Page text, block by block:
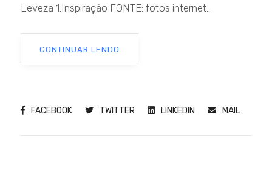
Leveza 1.Inspiração FONTE: fotos internet...
CONTINUAR LENDO
FACEBOOK TWITTER LINKEDIN MAIL